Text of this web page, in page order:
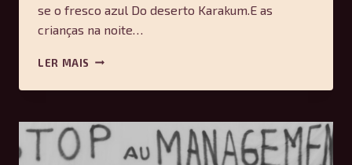
se o fresco azul Do deserto Karakum.E as
crianças na noite…
LER MAIS QUE
SEJA!
–
ANNA
AKHMÁTOVA